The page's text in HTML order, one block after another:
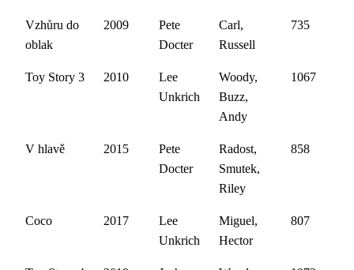
Vzhůru do
oblak
2009
Pete
Docter
Carl,
Russell
735
Toy Story 3 2010
Lee
Unkrich
Woody,
Buzz,
Andy
1067
V hlavě 2015
Pete
Docter
Radost,
Smutek,
Riley
858
Coco 2017
Lee
Unkrich
Miguel,
Hector
807